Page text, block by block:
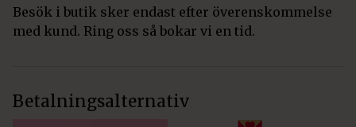
Besök i butik sker endast efter överenskommelse
med kund. Ring oss så bokar vi en tid.
Betalningsalternativ